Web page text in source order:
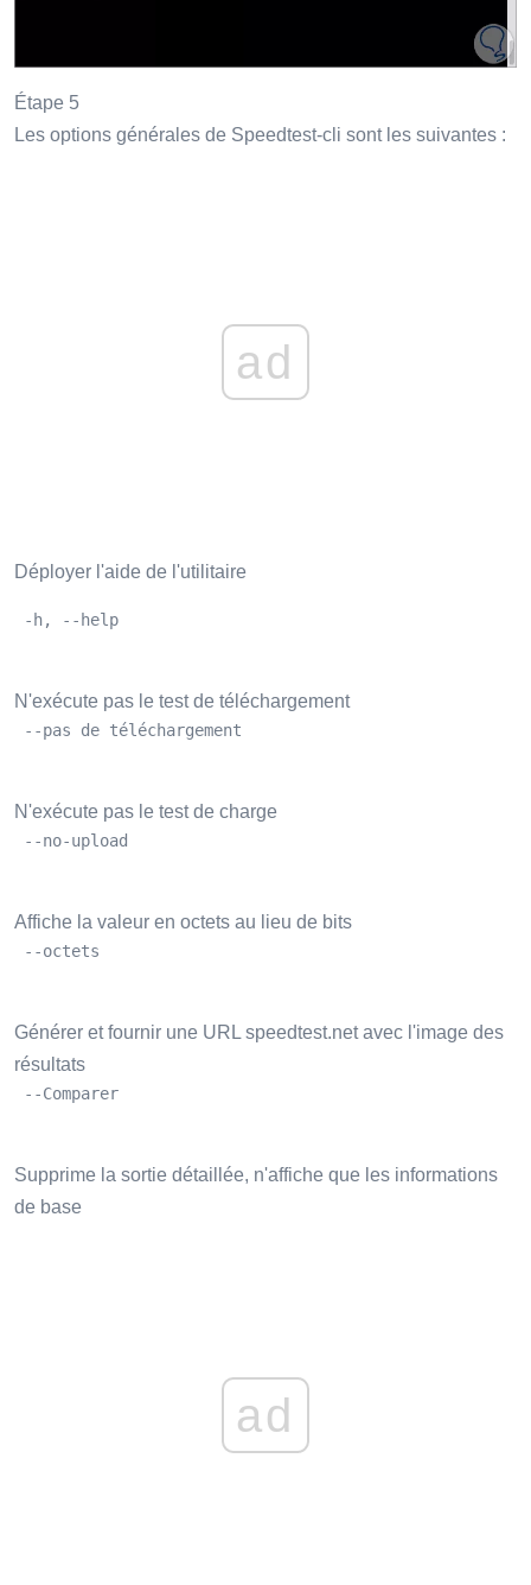
Étape 5
Les options générales de Speedtest-cli sont les suivantes :
ad
Déployer l'aide de l'utilitaire
-h, --help
N'exécute pas le test de téléchargement
--pas de téléchargement
N'exécute pas le test de charge
--no-upload
Affiche la valeur en octets au lieu de bits
--octets
Générer et fournir une URL speedtest.net avec l'image des
résultats
--Comparer
Supprime la sortie détaillée, n'affiche que les informations
de base
ad